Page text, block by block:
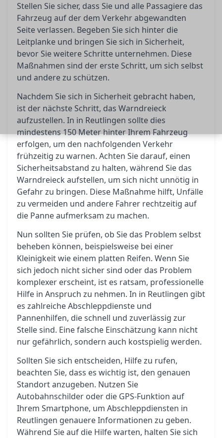
Stellen Sie sicher, dass Sie und alle Passagiere das
Fahrzeug auf der dem Verkehr abgewandten
Seite verlassen. Begeben Sie sich hinter die
Leitplanke und bringen Sie sich in Sicherheit,
bevor Sie weitere Schritte unternehmen. Diese
Maßnahmen sind der erste Schritt, um sich selbst
und andere zu schützen.
Nachdem Sie sich in Sicherheit gebracht haben,
ist der nächste Schritt, das Warndreieck
aufzustellen. In in Reutlingen sollte dies
mindestens 150 Meter hinter Ihrem Fahrzeug
erfolgen, um den nachfolgenden Verkehr
frühzeitig zu warnen. Achten Sie darauf, einen
Sicherheitsabstand zu halten, während Sie das
Warndreieck aufstellen, um sich nicht unnötig in
Gefahr zu bringen. Diese Maßnahme hilft, Unfälle
zu vermeiden und andere Fahrer rechtzeitig auf
die Panne aufmerksam zu machen.
Nun sollten Sie prüfen, ob Sie das Problem selbst
beheben können, beispielsweise bei einer
Kleinigkeit wie einem platten Reifen. Wenn Sie
sich jedoch nicht sicher sind oder das Problem
komplexer erscheint, ist es ratsam, professionelle
Hilfe in Anspruch zu nehmen. In in Reutlingen gibt
es zahlreiche Abschleppdienste und
Pannenhilfen, die schnell und zuverlässig zur
Stelle sind. Eine falsche Einschätzung kann nicht
nur gefährlich, sondern auch kostspielig werden.
Sollten Sie sich entscheiden, Hilfe zu rufen,
beachten Sie, dass es wichtig ist, den genauen
Standort anzugeben. Nutzen Sie
Autobahnschilder oder die GPS-Funktion auf
Ihrem Smartphone, um Abschleppdiensten in
Reutlingen genauere Informationen zu geben.
Während Sie auf die Hilfe warten, halten Sie sich